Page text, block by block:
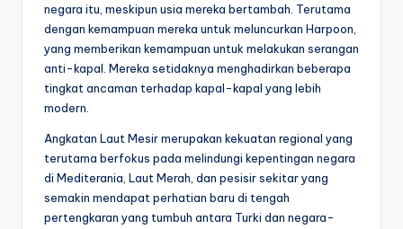
negara itu, meskipun usia mereka bertambah. Terutama
dengan kemampuan mereka untuk meluncurkan Harpoon,
yang memberikan kemampuan untuk melakukan serangan
anti-kapal. Mereka setidaknya menghadirkan beberapa
tingkat ancaman terhadap kapal-kapal yang lebih
modern.
Angkatan Laut Mesir merupakan kekuatan regional yang
terutama berfokus pada melindungi kepentingan negara
di Mediterania, Laut Merah, dan pesisir sekitar yang
semakin mendapat perhatian baru di tengah
pertengkaran yang tumbuh antara Turki dan negara-